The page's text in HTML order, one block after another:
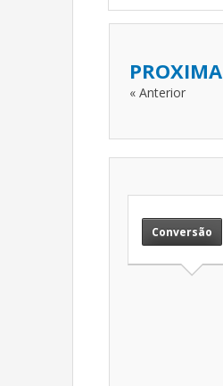
PROXIMA
« Anterior
Conversão